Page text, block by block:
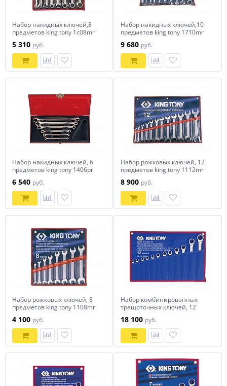
Набор накидных ключей,8
предметов king tony 1c08mr
5 310 руб.
Набор накидных ключей,10
предметов king tony 1710mr
9 680 руб.
Набор накидных ключей, 6
предметов king tony 1406pr
6 540 руб.
Набор рожковых ключей, 12
предметов king tony 1112mr
8 900 руб.
Набор рожковых ключей, 8
предметов king tony 1108mr
4 100 руб.
Набор комбинированных
трещоточных ключей, 12
12112mrn
18 100 руб.